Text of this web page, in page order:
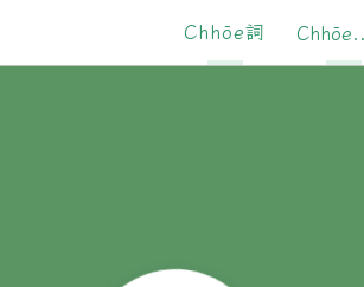
Chhōe詞 Chhōe...